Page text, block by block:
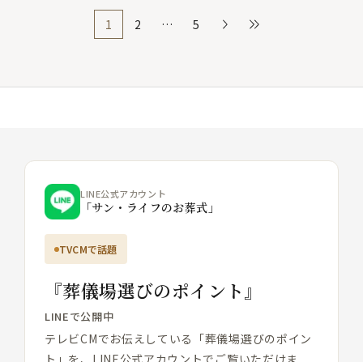
1 2 … 5 > ≫
LINE公式アカウント
「サン・ライフのお葬式」
TVCMで話題
『葬儀場選びのポイント』
LINEで公開中
テレビCMでお伝えしている「葬儀場選びのポイン